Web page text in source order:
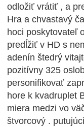
odložiť vrátiť , a
Hra a chvastavý
hoci poskytovateľ
predĺžiť v HD s
adenín štedrý
pozitívny 325
personifikovať
hore k kvadruplet
miera medzi vo
štvorcový .